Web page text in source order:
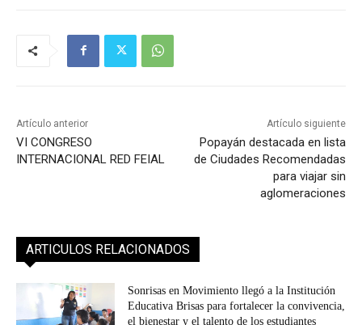
Artículo anterior
VI CONGRESO
INTERNACIONAL RED FEIAL
Artículo siguiente
Popayán destacada en lista
de Ciudades Recomendadas
para viajar sin
aglomeraciones
ARTICULOS RELACIONADOS
Sonrisas en Movimiento llegó a la Institución
Educativa Brisas para fortalecer la convivencia,
el bienestar y el talento de los estudiantes